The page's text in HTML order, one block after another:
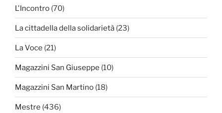
L'Incontro (70)
La cittadella della solidarietà (23)
La Voce (21)
Magazzini San Giuseppe (10)
Magazzini San Martino (18)
Mestre (436)